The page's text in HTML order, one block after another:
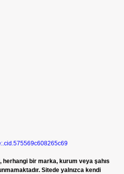
herhangi bir marka, kurum veya şahıs
Sitede yalnızca kendi